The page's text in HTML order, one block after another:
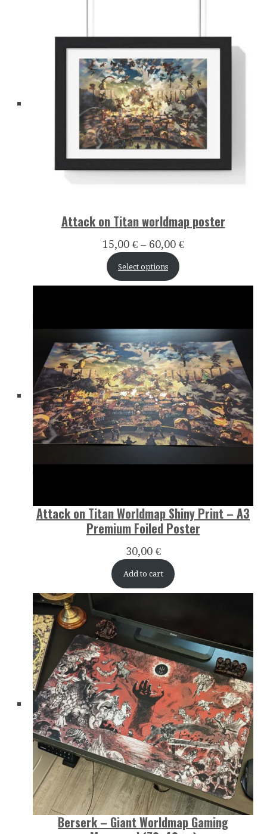
Attack on Titan worldmap poster
15,00 € – 60,00 €
Select options
Attack on Titan Worldmap Shiny Print – A3
Premium Foiled Poster
30,00 €
Add to cart
Berserk – Giant Worldmap Gaming